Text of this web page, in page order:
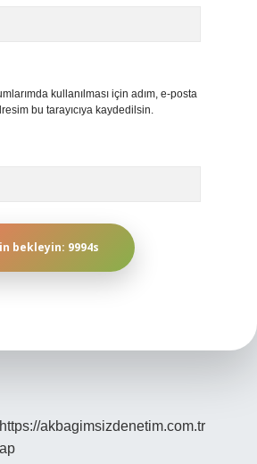
kullanılması için adım, e-posta
bu tarayıcıya kaydedilsin.
https://akbagimsizdenetim.com.tr